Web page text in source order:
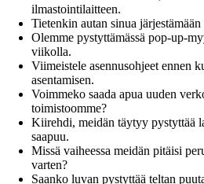
ilmastointilaitteen.
Tietenkin autan sinua
Olemme pystyttämässä pop-up-
viikolla.
Viimeistele asennusohjeet ennen
asentamisen.
Voimmeko saada apua uuden
toimistoomme?
Kiirehdi, meidän täytyy pystyttää
saapuu.
Missä vaiheessa meidän pitäisi
varten?
Saanko luvan pystyttää teltan